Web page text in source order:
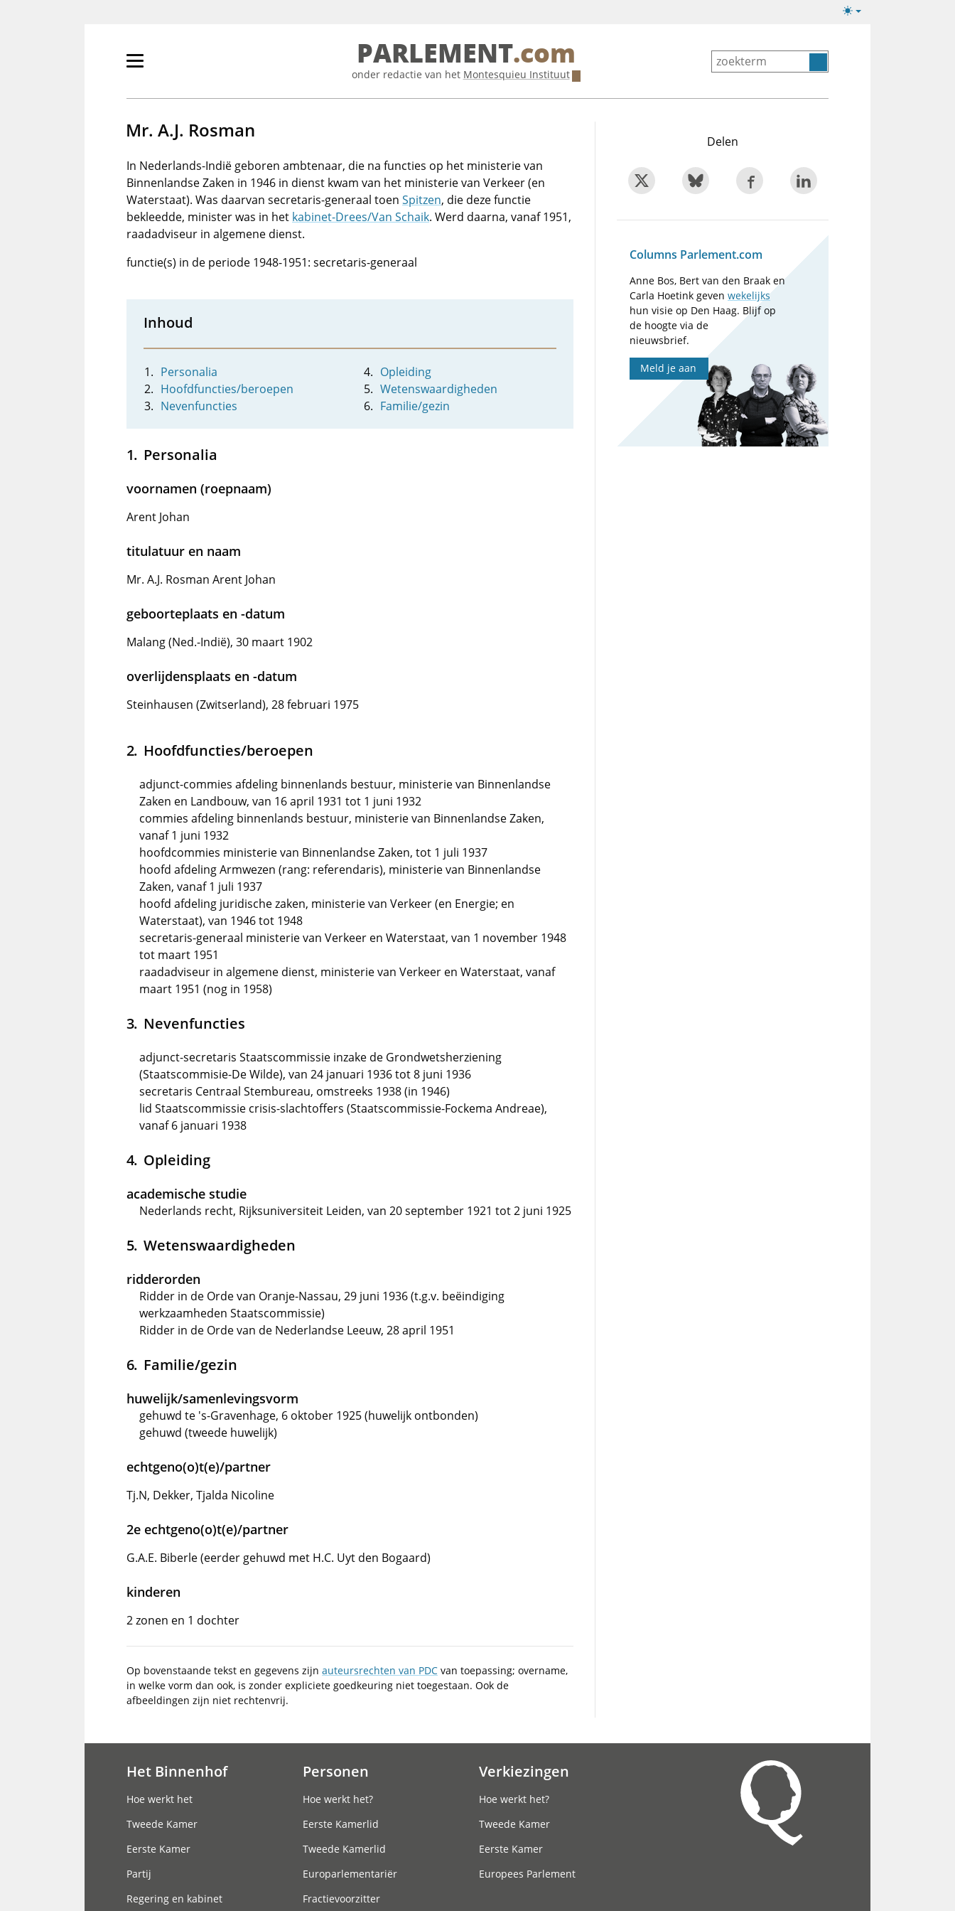
Lichte/donkere
Primair
tonen/verbergen
PARLEMENT.com
onder redactie van het Montesquieu Instituut
Mr. A.J. Rosman
In Nederlands-Indië geboren ambtenaar, die na functies op het ministerie van
Binnenlandse Zaken in 1946 in dienst kwam van het ministerie van Verkeer (en
Waterstaat). Was daarvan secretaris-generaal toen Spitzen, die deze functie
bekleedde, minister was in het kabinet-Drees/Van Schaik. Werd daarna, vanaf 1951,
raadadviseur in algemene dienst.
functie(s) in de periode 1948-1951: secretaris-generaal
Inhoud
Personalia
Hoofdfuncties/beroepen
Nevenfuncties
Opleiding
Wetenswaardigheden
Familie/gezin
Personalia
voornamen (roepnaam)
Arent Johan
titulatuur en naam
Mr. A.J. Rosman Arent Johan
geboorteplaats en -datum
Malang (Ned.-Indië), 30 maart 1902
overlijdensplaats en -datum
Steinhausen (Zwitserland), 28 februari 1975
Hoofdfuncties/beroepen
adjunct-commies afdeling binnenlands bestuur, ministerie van Binnenlandse
Zaken en Landbouw, van 16 april 1931 tot 1 juni 1932
commies afdeling binnenlands bestuur, ministerie van Binnenlandse Zaken,
vanaf 1 juni 1932
hoofdcommies ministerie van Binnenlandse Zaken, tot 1 juli 1937
hoofd afdeling Armwezen (rang: referendaris), ministerie van Binnenlandse
Zaken, vanaf 1 juli 1937
hoofd afdeling juridische zaken, ministerie van Verkeer (en Energie; en
Waterstaat), van 1946 tot 1948
secretaris-generaal ministerie van Verkeer en Waterstaat, van 1 november 1948
tot maart 1951
raadadviseur in algemene dienst, ministerie van Verkeer en Waterstaat, vanaf
maart 1951 (nog in 1958)
Nevenfuncties
adjunct-secretaris Staatscommissie inzake de Grondwetsherziening
(Staatscommisie-De Wilde), van 24 januari 1936 tot 8 juni 1936
secretaris Centraal Stembureau, omstreeks 1938 (in 1946)
lid Staatscommissie crisis-slachtoffers (Staatscommissie-Fockema Andreae),
vanaf 6 januari 1938
Opleiding
academische studie
Nederlands recht, Rijksuniversiteit Leiden, van 20 september 1921 tot 2 juni 1925
Wetenswaardigheden
ridderorden
Ridder in de Orde van Oranje-Nassau, 29 juni 1936 (t.g.v. beëindiging
werkzaamheden Staatscommissie)
Ridder in de Orde van de Nederlandse Leeuw, 28 april 1951
Familie/gezin
huwelijk/samenlevingsvorm
gehuwd te 's-Gravenhage, 6 oktober 1925 (huwelijk ontbonden)
gehuwd (tweede huwelijk)
echtgeno(o)t(e)/partner
Tj.N, Dekker, Tjalda Nicoline
2e echtgeno(o)t(e)/partner
G.A.E. Biberle (eerder gehuwd met H.C. Uyt den Bogaard)
kinderen
2 zonen en 1 dochter
Op bovenstaande tekst en gegevens zijn auteursrechten van PDC van toepassing; overname,
in welke vorm dan ook, is zonder expliciete goedkeuring niet toegestaan. Ook de
afbeeldingen zijn niet rechtenvrij.
Delen
Columns Parlement.com
Anne Bos, Bert van den Braak en
Carla Hoetink gevenwekelijks
hun visie op Den Haag. Blijf op
de hoogte via de
nieuwsbrief.
Meld je aan
Het Binnenhof
Hoe werkt het
Tweede Kamer
Eerste Kamer
Partij
Regering en kabinet
Personen
Hoe werkt het?
Eerste Kamerlid
Tweede Kamerlid
Europarlementariër
Fractievoorzitter
Verkiezingen
Hoe werkt het?
Tweede Kamer
Eerste Kamer
Europees Parlement